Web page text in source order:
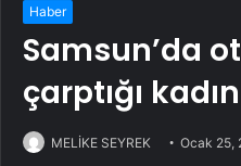
Haber
Samsun’da
çarptığı
MELİKE SEYREK Ocak 25,